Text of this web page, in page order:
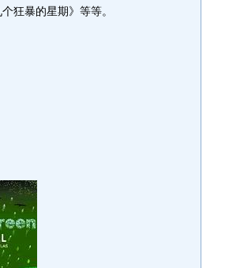
狂暴的星期》等等。